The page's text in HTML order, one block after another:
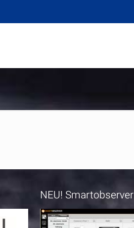
NEU! Smartobserver